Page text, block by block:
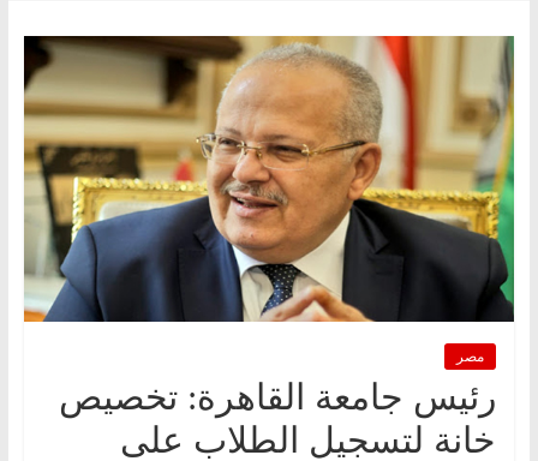
مصر
رئيس جامعة القاهرة: تخصيص
خانة لتسجيل الطلاب على